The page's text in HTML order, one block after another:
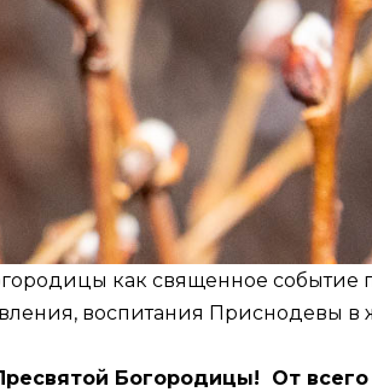
как священное событие
воспитания Приснодевы
Богородицы! От